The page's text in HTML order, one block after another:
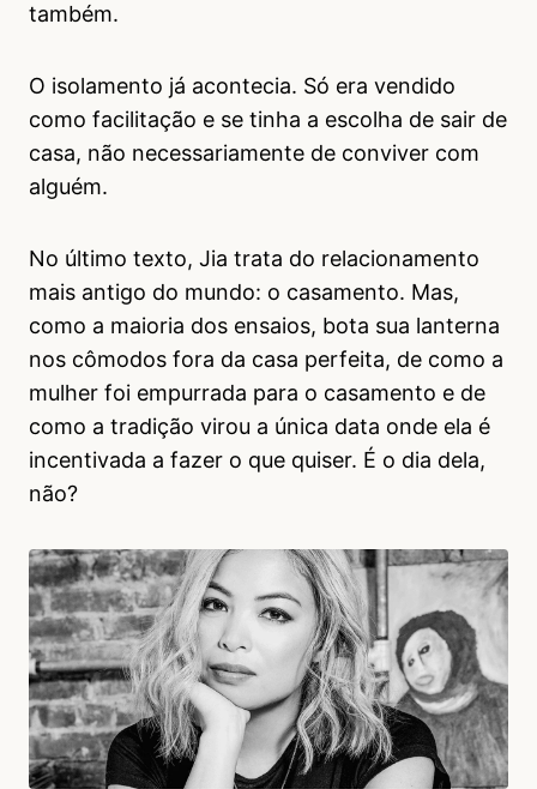
também.
O isolamento já acontecia. Só era vendido
como facilitação e se tinha a escolha de sair de
casa, não necessariamente de conviver com
alguém.
No último texto, Jia trata do relacionamento
mais antigo do mundo: o casamento. Mas,
como a maioria dos ensaios, bota sua lanterna
nos cômodos fora da casa perfeita, de como a
mulher foi empurrada para o casamento e de
como a tradição virou a única data onde ela é
incentivada a fazer o que quiser. É o dia dela,
não?